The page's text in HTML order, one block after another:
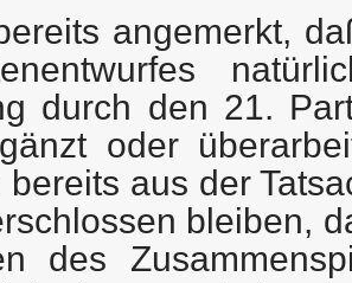
angemerkt,
durch den 21.
oder
bereits aus der
bleiben,
des